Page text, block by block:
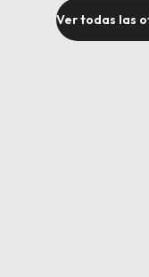
Ver todas las